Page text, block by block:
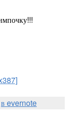
в evernote